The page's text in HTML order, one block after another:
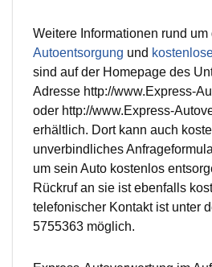
Weitere Informationen rund um
Autoentsorgung und
sind auf der Homepage des
Adresse http://www.Express-
oder http://www.Express-
erhältlich. Dort kann auch
unverbindliches
um sein Auto kostenlos
Rückruf an sie ist ebenfalls
telefonischer Kontakt ist unter
5755363 möglich.